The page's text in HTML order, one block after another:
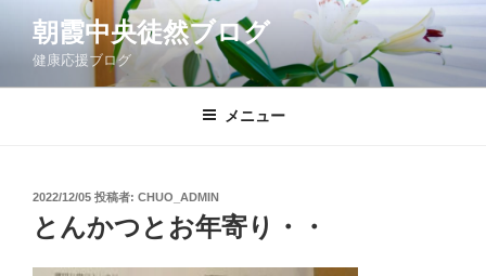
ン
朝霞中央徒然ブログ
健康応援ブログ
メニュー
投
稿
日:
2022/12/05 投稿者: CHUO_ADMIN
とんかつとお年寄り・・